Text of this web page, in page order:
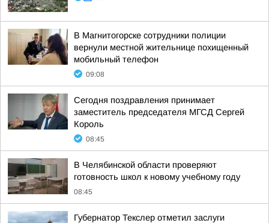
В Магнитогорске сотрудники полиции
вернули местной жительнице похищенный
мобильный телефон
09:08
Сегодня поздравления принимает
заместитель председателя МГСД Сергей
Король
08:45
В Челябинской области проверяют
готовность школ к новому учебному году
08:45
Губернатор Текслер отметил заслуги